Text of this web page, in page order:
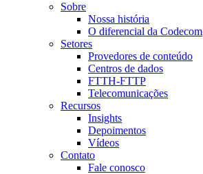
Sobre
Nossa história
O diferencial da Codecom
Setores
Provedores de conteúdo
Centros de dados
FTTH-FTTP
Telecomunicações
Recursos
Insights
Depoimentos
Vídeos
Contato
Fale conosco